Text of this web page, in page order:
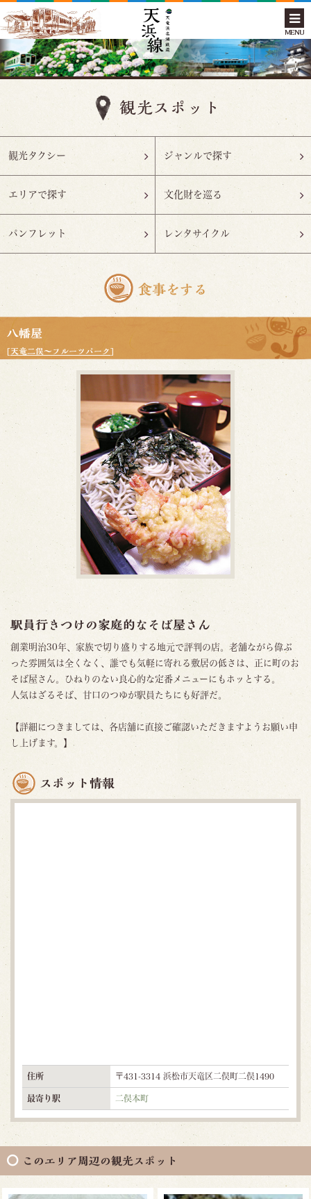
MENU
観光タクシー ジャンルで探す
エリアで探す 文化財を巡る
パンフレット レンタサイクル
食事をする
八幡屋
[天竜二俣～フルーツパーク]
駅員行きつけの家庭的なそば屋さん
創業明治30年、家族で切り盛りする地元で評判の店。老舗ながら偉ぶ
った雰囲気は全くなく、誰でも気軽に寄れる敷居の低さは、正に町のお
そば屋さん。ひねりのない良心的な定番メニューにもホッとする。
人気はざるそば、甘口のつゆが駅員たちにも好評だ。
【詳細につきましては、各店舗に直接ご確認いただきますようお願い申
し上げます。】
スポット情報
住所 〒431-3314 浜松市天竜区二俣町二俣1490
最寄り駅 二俣本町
このエリア周辺の観光スポット